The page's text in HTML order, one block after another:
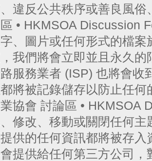
違反公共秩序或善良風
• HKMSOA Discussion
、圖片或任何形式的檔
我們將會立即並且永久
服務業者 (ISP) 也將會收
將被記錄儲存以防止任
協會 討論區 • HKMSOA
修改、移動或關閉任何
供的任何資訊都將被存
提供給任何第三方公司